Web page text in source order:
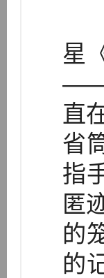
星
——
直
省
指
匿
的
的